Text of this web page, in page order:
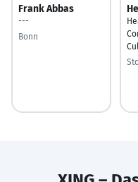
Frank Abbas
---
Bonn